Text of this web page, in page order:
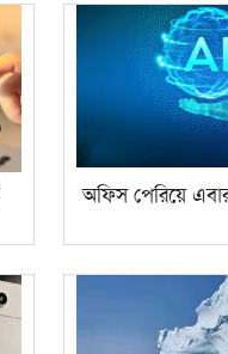
অফিস পেরিয়ে